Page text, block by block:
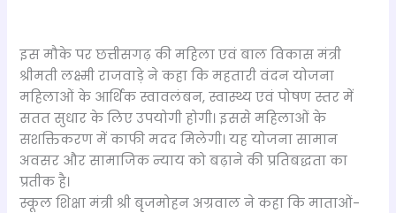
इस मौके पर छत्तीसगढ़ की महिला एवं बाल विकास मंत्री
श्रीमती लक्ष्मी राजवाड़े ने कहा कि महतारी वंदन योजना
महिलाओं के आर्थिक स्वावलंबन, स्वास्थ्य एवं पोषण स्तर में
सतत सुधार के लिए उपयोगी होगी। इससे महिलाओं के
सशक्तिकरण में काफी मदद मिलेगी। यह योजना सामान
अवसर और सामाजिक न्याय को बढ़ाने की प्रतिबद्धता का
प्रतीक है।
स्कूल शिक्षा मंत्री श्री बृजमोहन अग्रवाल ने कहा कि माताओं-